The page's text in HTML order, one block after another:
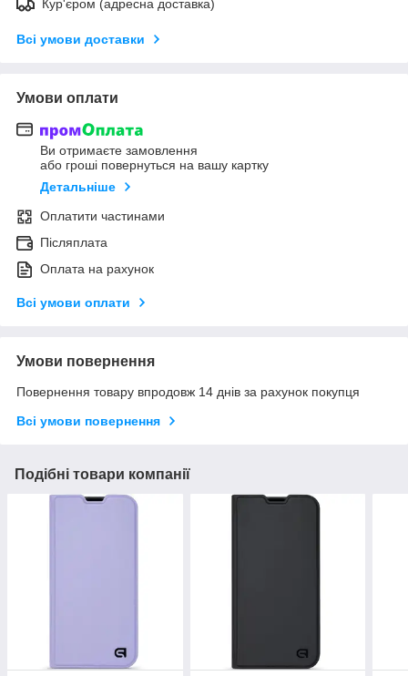
Кур'єром (адресна доставка)
Всі умови доставки
Умови оплати
Ви отримаєте замовлення
або гроші повернуться на вашу картку
Детальніше
Оплатити частинами
Післяплата
Оплата на рахунок
Всі умови оплати
Умови повернення
Повернення товару впродовж 14 днів за рахунок покупця
Всі умови повернення
Подібні товари компанії